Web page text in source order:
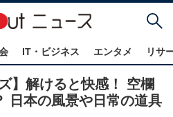
IT・ビジネス エンタメ リサ
】解けると快感！ 空欄
日本の風景や日常の道具